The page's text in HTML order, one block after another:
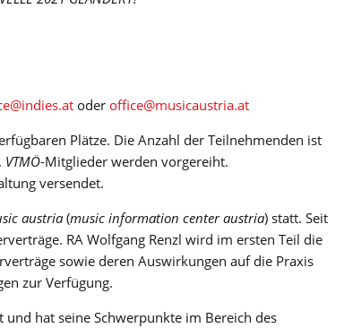
oder office@musicaustria.at
Plätze. Die Anzahl der Teilnehmenden ist
VTMÖ-Mitglieder werden vorgereiht.
versendet.
austria (music information center austria) statt. Seit
RA Wolfgang Renzl wird im ersten Teil die
sowie deren Auswirkungen auf die Praxis
zur Verfügung.
und hat seine Schwerpunkte im Bereich des